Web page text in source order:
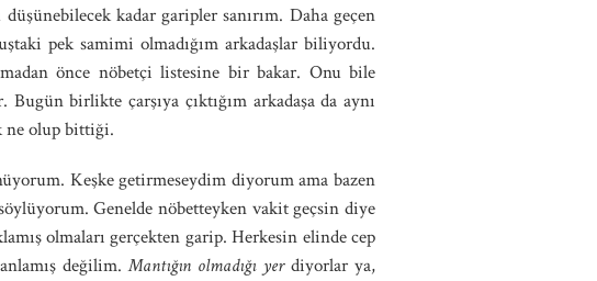
kadar garipler sanırım. Daha geçen
pek samimi olmadığım arkadaşlar biliyordu.
önce nöbetçi listesine bir bakar. Onu bile
birlikte çarşıya çıktığım arkadaşa da aynı
ne olup bittiği.
Keşke getirmeseydim diyorum ama bazen
Genelde nöbetteyken vakit geçsin diye
olmaları gerçekten garip. Herkesin elinde cep
değilim.Mantığın olmadığı yerdiyorlar ya,